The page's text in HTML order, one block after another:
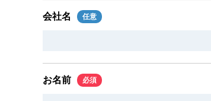
会社名 任意
お名前 必須